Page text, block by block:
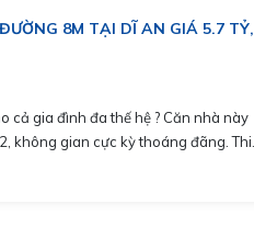
8M TẠI DĨ AN GIÁ 5.7 TỶ,
cả gia đình đa thế hệ ? Căn nhà này
đắc địa : Chỉ vài